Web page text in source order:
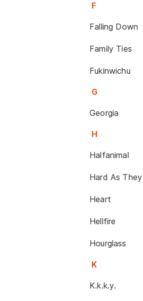
F
Falling Down
Family Ties
Fukinwichu
G
Georgia
H
Halfanimal
Hard As
Heart
Hellfire
Hourglass
K
K.k.k.y.